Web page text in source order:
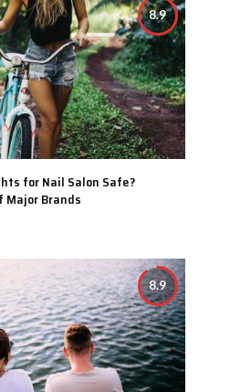
8.9
for Nail Salon Safe?
Major Brands
8.9